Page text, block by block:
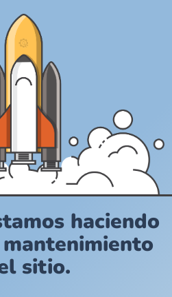
haciendo
sitio.